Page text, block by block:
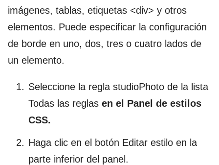
imágenes, tablas, etiquetas <div> y otros
elementos. Puede especificar la configuración
de borde en uno, dos, tres o cuatro lados de
un elemento.
Seleccione la regla studioPhoto de la lista
Todas las reglas en el Panel de estilos
CSS.
Haga clic en el botón Editar estilo en la
parte inferior del panel.